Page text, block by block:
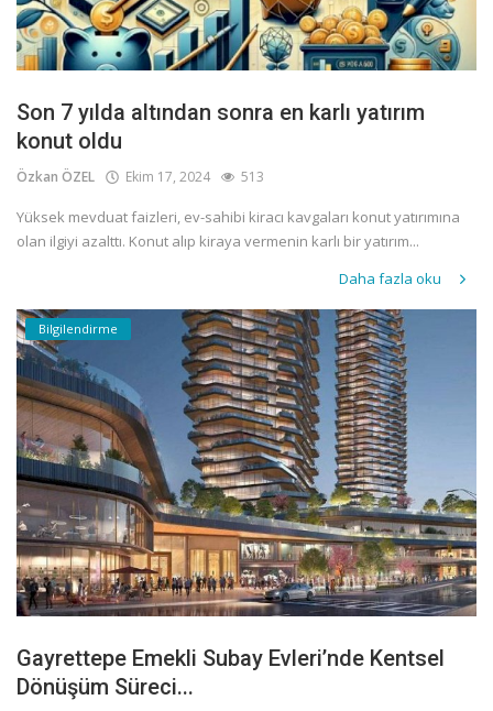
Son 7 yılda altından sonra en karlı yatırım
konut oldu
Özkan ÖZEL Ekim 17, 2024 513
Yüksek mevduat faizleri, ev-sahibi kiracı kavgaları konut yatırımına
olan ilgiyi azalttı. Konut alıp kiraya vermenin karlı bir yatırım...
Daha fazla oku
Bilgilendirme
Gayrettepe Emekli Subay Evleri’nde Kentsel
Dönüşüm Süreci...